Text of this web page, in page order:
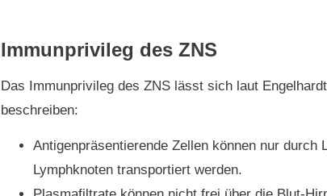
Immunprivileg des ZNS
Das Immunprivileg des ZNS lässt sich laut
beschreiben:
Antigenpräsentierende Zellen können nur durch
Lymphknoten transportiert werden.